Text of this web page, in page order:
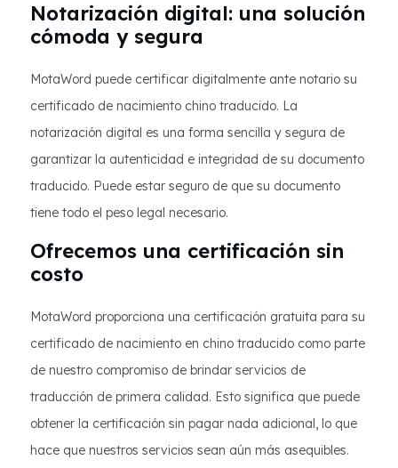
Notarización digital: una solución
cómoda y segura
MotaWord puede certificar digitalmente ante notario su
certificado de nacimiento chino traducido. La
notarización digital es una forma sencilla y segura de
garantizar la autenticidad e integridad de su documento
traducido. Puede estar seguro de que su documento
tiene todo el peso legal necesario.
Ofrecemos una certificación sin
costo
MotaWord proporciona una certificación gratuita para su
certificado de nacimiento en chino traducido como parte
de nuestro compromiso de brindar servicios de
traducción de primera calidad. Esto significa que puede
obtener la certificación sin pagar nada adicional, lo que
hace que nuestros servicios sean aún más asequibles.